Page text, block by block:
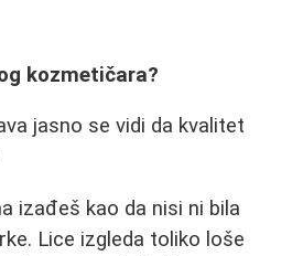
kozmetičara?
jasno se vidi da kvalitet
izađeš kao da nisi ni bila
Lice izgleda toliko loše